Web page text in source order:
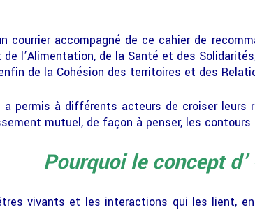
courrier accompagné de ce cahier de
de l’Alimentation, de la Santé et des
de la Cohésion des territoires et des
permis à différents acteurs de croiser leurs
mutuel, de façon à penser, les
Pourquoi le concept
vivants et les interactions qui les lient,